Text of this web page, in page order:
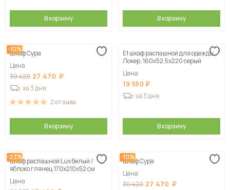
В корзину В корзину
-10%
Шкаф Сура
Цена
30 420 27 470
за 3 дня
2отзыва
В корзину
Е1 шкаф распашной для одежды
Локер, 160х52,5х220 серый
Цена
19 550
за 3 дня
В корзину
-23%
Шкаф распашной Lux белый /
яблоко глянец 170х210х52 см
Цена
-10%
Шкаф Сура
Цена
30 420 27 470